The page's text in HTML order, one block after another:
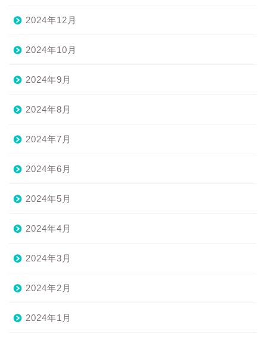
2024年12月
2024年10月
2024年9月
2024年8月
2024年7月
2024年6月
2024年5月
2024年4月
2024年3月
2024年2月
2024年1月